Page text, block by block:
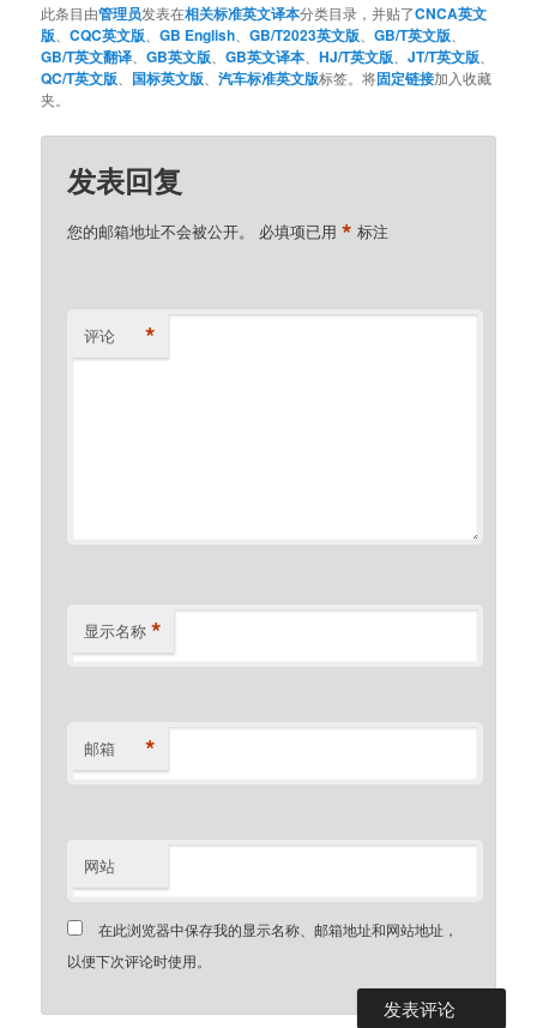
此条目由管理员发表在相关标准英文译本分类目录，并贴了CNCA英文
版 、CQC英文版 、GB English 、GB/T2023英文版 、GB/T英文版
GB/T英文翻译 、GB英文版 、GB英文译本 、HJ/T英文版 、JT/T英文版
QC/T英文版 国标英文版 、汽车标准英文版标签。将固定链接加入收藏
夹。
发表回复
您的邮箱地址不会被公开。 必填项已用* 标注
评论 *
显示名称 *
邮箱 *
网站
在此浏览器中保存我的显示名称、邮箱地址和网站地址，
以便下次评论时使用。